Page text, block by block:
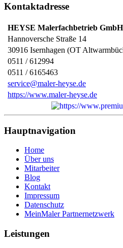
Kontaktadresse
HEYSE Malerfachbetrieb
Hannoversche Straße 14
30916 Isernhagen (OT
0511 / 612994
0511 / 6165463
service@maler-heyse.de
https://www.maler-heyse.de
Hauptnavigation
Home
Über uns
Mitarbeiter
Blog
Kontakt
Impressum
Datenschutz
MeinMaler Partnernetzwerk
Leistungen